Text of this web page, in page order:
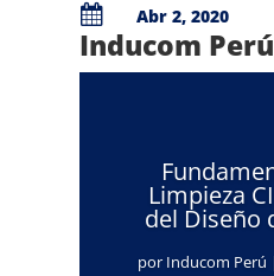
 Abr 2, 2020
Inducom Perú
Limpieza
del Diseño
por Inducom Perú